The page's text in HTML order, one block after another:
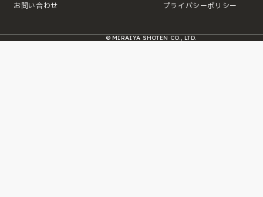
お問い合わせ プライバシーポリシー
© MIRAIYA SHOTEN CO., LTD.